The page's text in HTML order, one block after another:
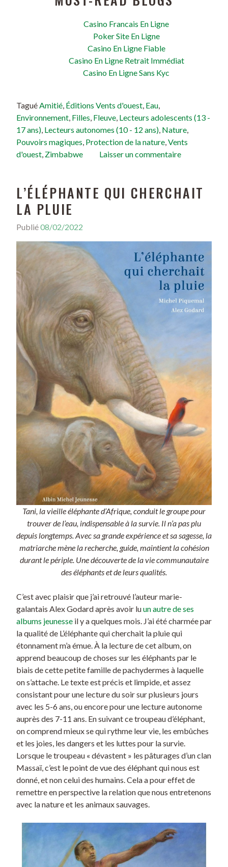
Casino Francais En Ligne
Poker Site En Ligne
Casino En Ligne Fiable
Casino En Ligne Retrait Immédiat
Casino En Ligne Sans Kyc
TaguéAmitié, Éditions Vents d'ouest, Eau,
Environnement, Filles, Fleuve, Lecteurs adolescents (13 -
17 ans), Lecteurs autonomes (10 - 12 ans), Nature,
Pouvoirs magiques, Protection de la nature,Vents
d'ouest, Zimbabwe Laisser un commentaire
L’ÉLÉPHANTE QUI CHERCHAIT
LA PLUIE
Publié08/02/2022
Tani, la vieille éléphante d’Afrique, conduit le groupe pour
trouver de l’eau, indispensable à la survie. Il n’a pas plu
depuis longtemps. Avec sa grande expérience et sa sagesse, la
matriarche mène la recherche, guide, maintient la cohésion
durant le périple. Une découverte de la vie communautaire
des éléphants et de leurs qualités.
C’est avec plaisir que j’ai retrouvé l’auteur marie-
galantais Alex Godard après avoir luun autre de ses
albums jeunesse il y a quelques mois. J’ai été charmée par
la qualité de L’éléphante qui cherchait la pluie qui
étonnament m’a émue. À la lecture de cet album, on
apprend beaucoup de choses sur les éléphants par le
biais de cette petite famille de pachydermes à laquelle
on s’attache. Le texte est précis et limpide, et assez
consistant pour une lecture du soir sur plusieurs jours
avec les 5-6 ans, ou encore pour une lecture autonome
auprès des 7-11 ans. En suivant ce troupeau d’éléphant,
on comprend mieux se qui rythme leur vie, les embûches
et les joies, les dangers et les luttes pour la survie.
Lorsque le troupeau « dévastent » les pâturages d’un clan
Massaï, c’est le point de vue des éléphant qui nous est
donné, et non celui des humains. Cela a pour effet de
remettre en perspective la relation que nous entretenons
avec la nature et les animaux sauvages.